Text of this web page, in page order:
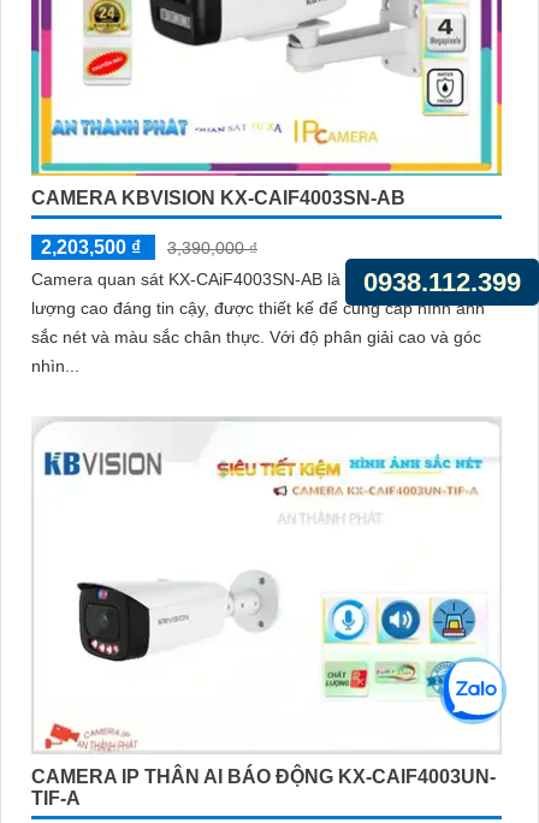
CAMERA KBVISION KX-CAIF4003SN-AB
2,203,500 ₫
3,390,000 ₫
Camera quan sát KX-CAiF4003SN-AB là một Camera chất
lượng cao đáng tin cậy, được thiết kế để cung cấp hình ảnh
sắc nét và màu sắc chân thực. Với độ phân giải cao và góc
nhìn...
CAMERA IP THÂN AI BÁO ĐỘNG KX-CAIF4003UN-
TIF-A
0938.112.399